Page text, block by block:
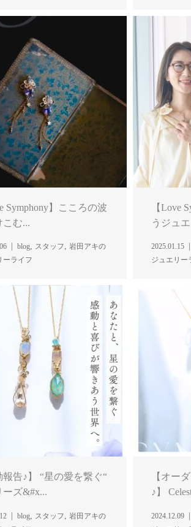
Symphony】こころの波
こむ...
blog,スタッフ ,岩田アキの
ーライフ
【Love
うジュ
2025.01.15
ジュエリー
報告♪】 “星の愛を繋ぐ“
ーズ&#x...
blog
岩田アキの
【オー